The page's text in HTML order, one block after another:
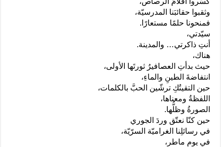
وثقبوا حقائبَنا المدرسيّة،
فمنحونا حلمًا مستعارًا.
سيّدتي،
أنتِ ذاكرتي… والمدينة.
هناك،
حيث بدأتِ العصافيرُ ثورتَها الأولى،
انتفاضةَ الطينِ والماءِ،
حين التقيتُكِ ترشّين الحبَّ بالكلمات،
اللفظةُ ومعناها،
الصورةُ وظلُّها.
حين كنّا نعتّق وردَ الجوري
في رسائلِنا الغراميّة السرّيّة،
في يومٍ ماطر،